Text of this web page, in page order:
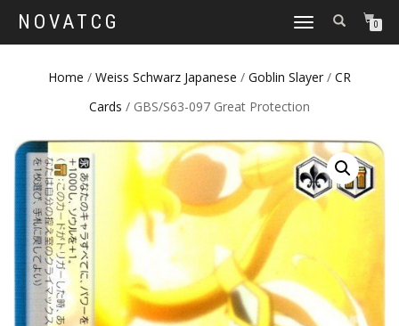
NOVATCG
TOGGLE
0
Home / Weiss Schwarz Japanese / Goblin Slayer / CR
Cards / GBS/S63-097 Great Protection